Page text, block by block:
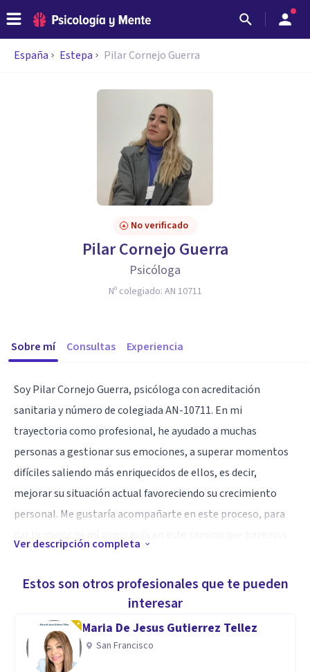
España Estepa Pilar Cornejo Guerra
No verificado
Pilar Cornejo Guerra
Psicóloga
Nº colegiado: AN 10711
Sobre mí Consultas Experiencia
Soy Pilar Cornejo Guerra, psicóloga con acreditación
sanitaria y número de colegiada AN-10711. En mi
trayectoria como profesional, he ayudado a muchas
personas a gestionar sus emociones, a superar momentos
difíciles saliendo más enriquecidos de ellos, es decir,
mejorar su situación actual favoreciendo su crecimiento
personal. Me gustaría acompañarte en este proceso, para
en definitiva desembocarán en lo que más deseamos, tu
bienestar. Para lograr todo esto, mi forma de trabajar será
desde la confianza mutua, destacando la naturalidad, la
cercanía, creando un lugar seguro en el que expresar tus
pensamientos y emociones. Un espacio en el que te sientas
Ver descripción completa
Estos son otros profesionales que te pueden
interesar
Maria De Jesus Gutierrez Tellez
San Francisco